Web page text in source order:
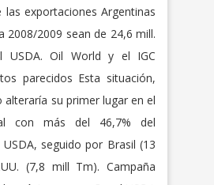
las exportaciones Argentinas
2008/2009 sean de 24,6 mill.
Oil World y el IGC
parecidos Esta situación,
alteraría su primer lugar en el
con más del 46,7% del
seguido por Brasil (13
(7,8 mill Tm). Campaña